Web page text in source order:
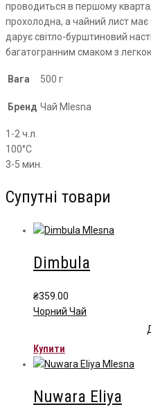
проводиться в першому
прохолодна, а чайний лист
дарує світло-бурштиновий
багатогранним смаком з
Вага 500 г
Бренд Чай Mlesna
1-2 ч.л.
100°С
3-5 мин.
Супутні товари
Dimbula
₴359.00
Чорний Чай
Купити
Nuwara Eliya